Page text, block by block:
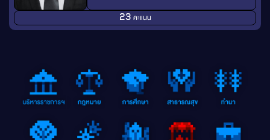
23 คะแนน